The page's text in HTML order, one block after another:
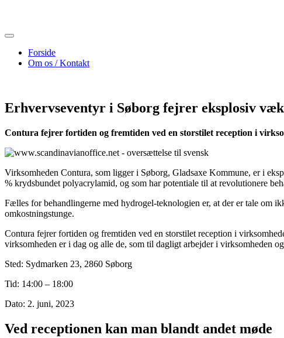
Forside
Om os / Kontakt
Erhvervseventyr i Søborg fejrer eksplosiv
Contura fejrer fortiden og fremtiden ved en storstilet reception i
Virksomheden Contura, som ligger i Søborg, Gladsaxe Kommune, er i
% krydsbundet polyacrylamid, og som har potentiale til at revolutionere
Fælles for behandlingerne med hydrogel-teknologien er, at der er tale om
omkostningstunge.
Contura fejrer fortiden og fremtiden ved en storstilet reception i
virksomheden er i dag og alle de, som til dagligt arbejder i virksomheden
Sted: Sydmarken 23, 2860 Søborg
Tid: 14:00 – 18:00
Dato: 2. juni, 2023
Ved receptionen kan man blandt andet møde